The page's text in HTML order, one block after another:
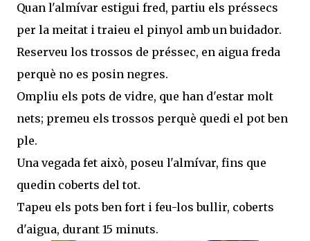
Quan l'almívar estigui fred, partiu els préssecs
per la meitat i traieu el pinyol amb un buidador.
Reserveu los trossos de préssec, en aigua freda
perquè no es posin negres.
Ompliu els pots de vidre, que han d'estar molt
nets; premeu els trossos perquè quedi el pot ben
ple.
Una vegada fet això, poseu l'almívar, fins que
quedin coberts del tot.
Tapeu els pots ben fort i feu-los bullir, coberts
d'aigua, durant 15 minuts.